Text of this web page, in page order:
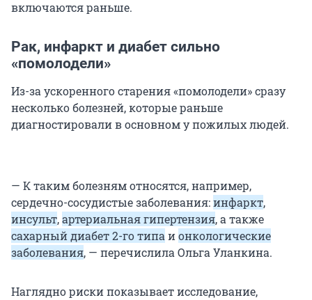
включаются раньше.
Рак, инфаркт и диабет сильно
«помолодели»
Из-за ускоренного старения «помолодели» сразу
несколько болезней, которые раньше
диагностировали в основном у пожилых людей.
— К таким болезням относятся, например,
сердечно-сосудистые заболевания:инфаркт,
инсульт,артериальная гипертензия, а также
сахарный диабет 2-го типа ионкологические
заболевания, — перечислила Ольга Уланкина.
Наглядно риски показывает исследование,